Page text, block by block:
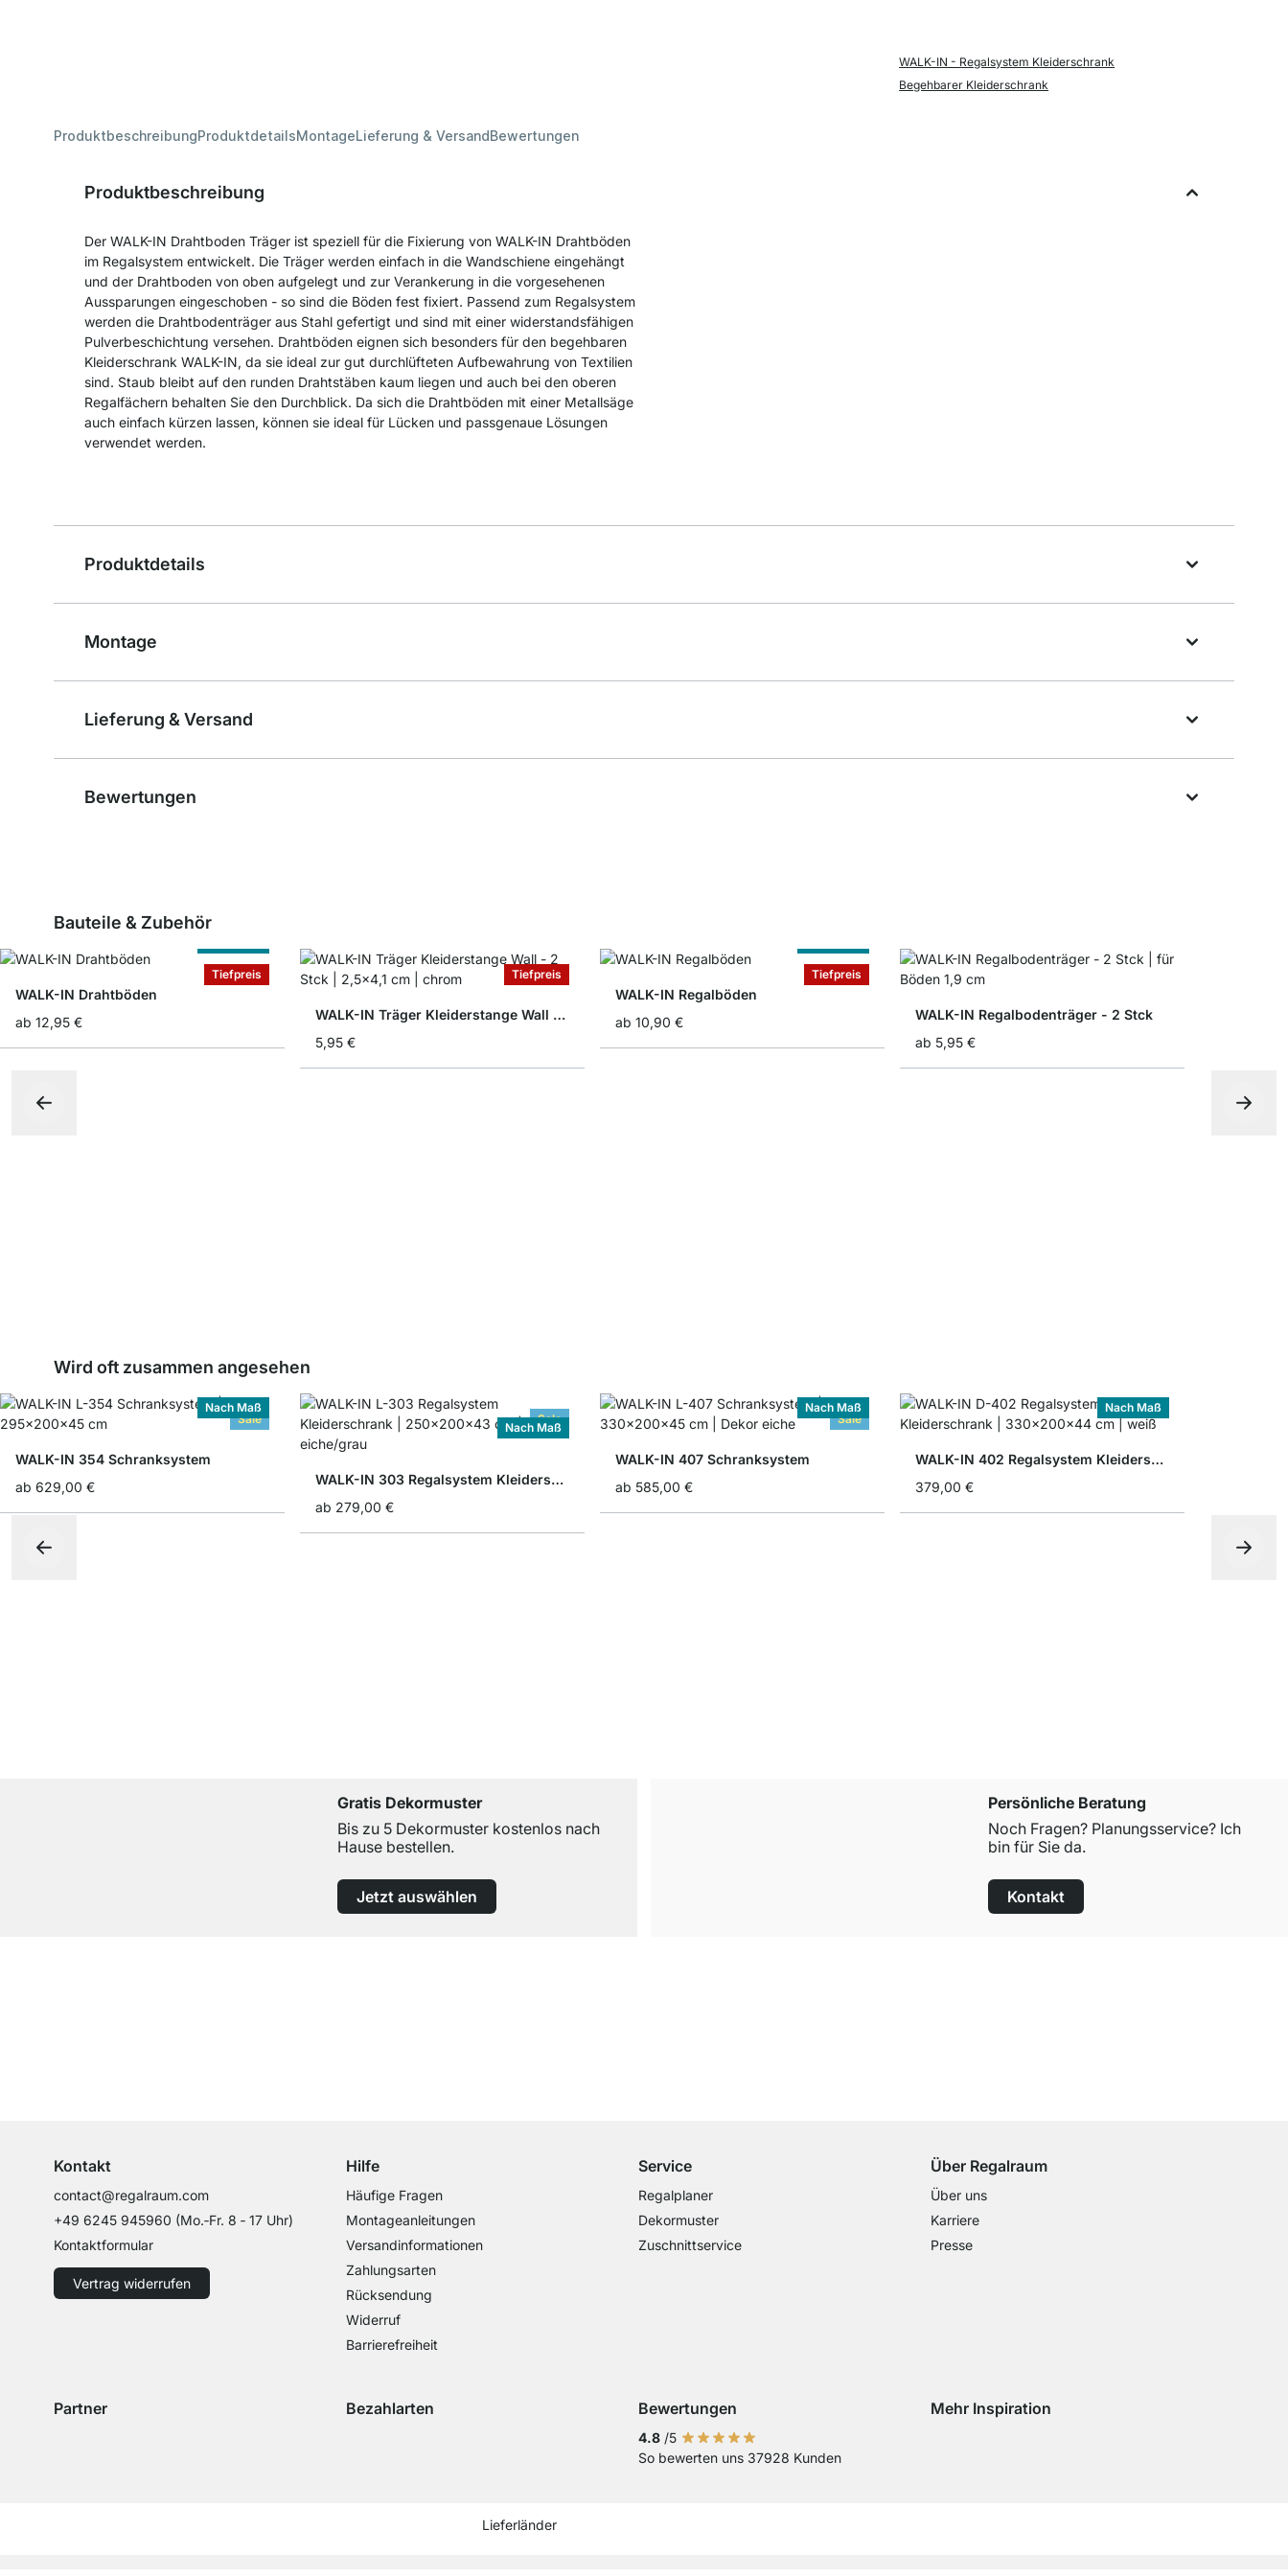
WALK-IN - Regalsystem Kleiderschrank
Begehbarer Kleiderschrank
ProduktbeschreibungProduktdetailsMontageLieferung & VersandBewertungen
Produktbeschreibung
Der WALK-IN Drahtboden Träger ist speziell für die Fixierung von WALK-IN Drahtböden
im Regalsystem entwickelt. Die Träger werden einfach in die Wandschiene eingehängt
und der Drahtboden von oben aufgelegt und zur Verankerung in die vorgesehenen
Aussparungen eingeschoben - so sind die Böden fest fixiert. Passend zum Regalsystem
werden die Drahtbodenträger aus Stahl gefertigt und sind mit einer widerstandsfähigen
Pulverbeschichtung versehen. Drahtböden eignen sich besonders für den begehbaren
Kleiderschrank WALK-IN, da sie ideal zur gut durchlüfteten Aufbewahrung von Textilien
sind. Staub bleibt auf den runden Drahtstäben kaum liegen und auch bei den oberen
Regalfächern behalten Sie den Durchblick. Da sich die Drahtböden mit einer Metallsäge
auch einfach kürzen lassen, können sie ideal für Lücken und passgenaue Lösungen
verwendet werden.
Produktdetails
Montage
Lieferung & Versand
Bewertungen
Bauteile & Zubehör
Tiefpreis
WALK-IN Drahtböden
ab 12,95 €
Tiefpreis
WALK-IN Träger Kleiderstange Wall - 2 Stck
5,95 €
Tiefpreis
WALK-IN Regalböden
ab 10,90 €
WALK-IN Regalbodenträger - 2 Stck
ab 5,95 €
Wird oft zusammen angesehen
Sale
Nach Maß
WALK-IN 354 Schranksystem
ab 629,00 €
Sale
Nach Maß
WALK-IN 303 Regalsystem Kleiderschrank
ab 279,00 €
Sale
Nach Maß
WALK-IN 407 Schranksystem
ab 585,00 €
Nach Maß
WALK-IN 402 Regalsystem Kleiderschrank
379,00 €
Gratis Dekormuster
Bis zu 5 Dekormuster kostenlos nach
Hause bestellen.
Jetzt auswählen
Persönliche Beratung
Noch Fragen? Planungsservice? Ich
bin für Sie da.
Kontakt
Kontakt
contact@regalraum.com
+49 6245 945960 (Mo.‑Fr. 8 ‑ 17 Uhr)
Kontaktformular
Vertrag widerrufen
Hilfe
Häufige Fragen
Montageanleitungen
Versandinformationen
Zahlungsarten
Rücksendung
Widerruf
Barrierefreiheit
Service
Regalplaner
Dekormuster
Zuschnittservice
Über Regalraum
Über uns
Karriere
Presse
Partner Bezahlarten
Zahlung mit Sofort Kasse
Zahlung mit Vorkasse
Bewertungen
4.8 /5
So bewerten uns 37928 Kunden
Mehr Inspiration
Lieferländer